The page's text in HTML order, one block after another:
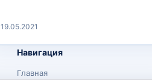
19.05.2021
Навигация
Главная